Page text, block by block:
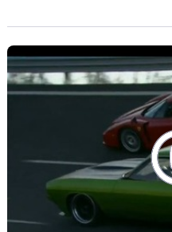
autres auprès de
est très spéciale aux Etats-
milieu des années soixante
depuis. Cette fois, aux